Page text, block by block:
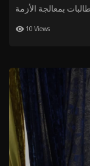
بمعالجة الأزمة
10 Views